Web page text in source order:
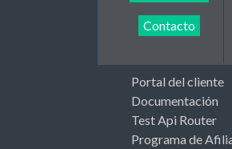
Contacto
Portal del cliente
Documentación
Test Api Router
Programa de